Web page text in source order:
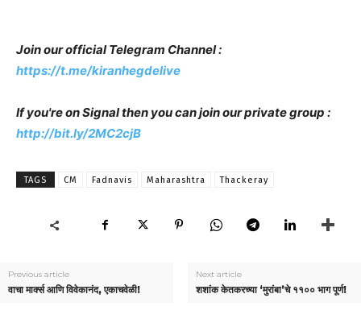
Join our official Telegram Channel :
https://t.me/kiranhegdelive
If you're on Signal then you can join our private group :
http://bit.ly/2MC2cjB
TAGS CM Fadnavis Maharashtra Thackeray
Previous article
वाचा मार्क्स आणि विवेकानंद, एकाचवेळी!
Next article
शशांक केतकरच्या ‘मुरांबा’चे ११०० भाग पूर्ण!